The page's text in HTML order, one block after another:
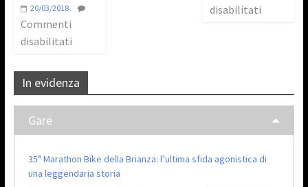
20/03/2018
Commenti
disabilitati
disabilitati
In evidenza
Gare
35ª Marathon Bike della Brianza: l’ultima sfida agonistica di
una leggendaria storia